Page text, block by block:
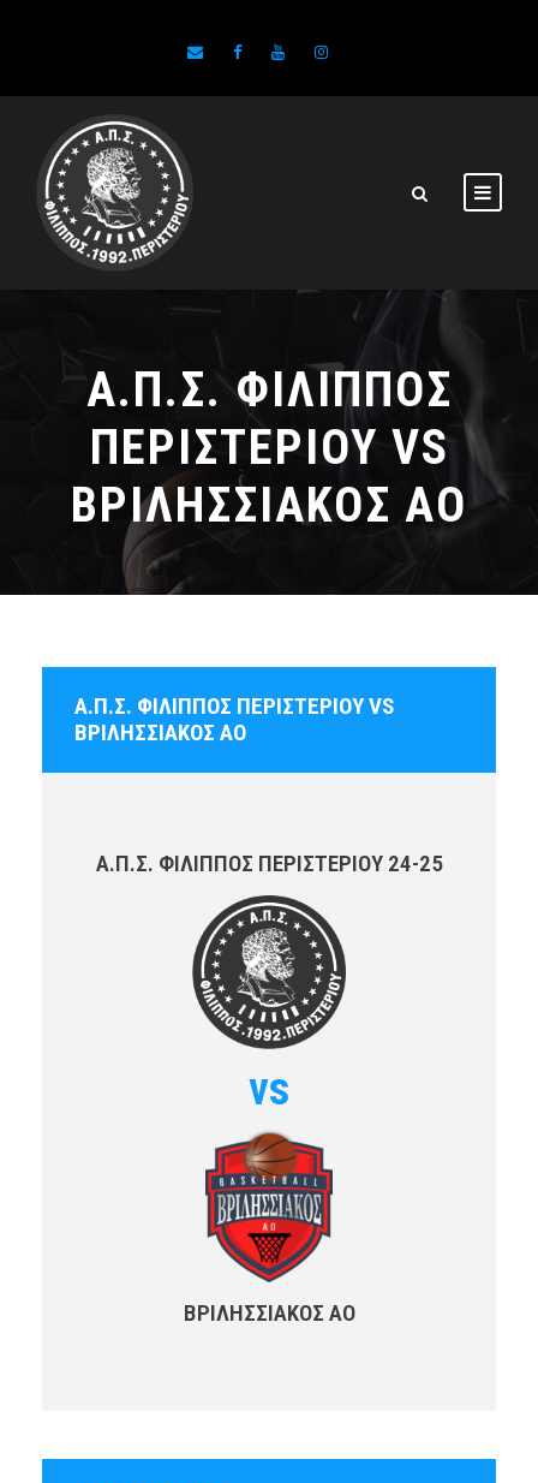
Α.Π.Σ. ΦΙΛΙΠΠΟΣ
ΠΕΡΙΣΤΕΡΙΟΥ VS
ΒΡΙΛΗΣΣΙΑΚΟΣ ΑΟ
Α.Π.Σ. ΦΙΛΙΠΠΟΣ ΠΕΡΙΣΤΕΡΙΟΥ VS
ΒΡΙΛΗΣΣΙΑΚΟΣ ΑΟ
Α.Π.Σ. ΦΙΛΙΠΠΟΣ ΠΕΡΙΣΤΕΡΙΟΥ 24-25
vs
ΒΡΙΛΗΣΣΙΑΚΟΣ ΑΟ